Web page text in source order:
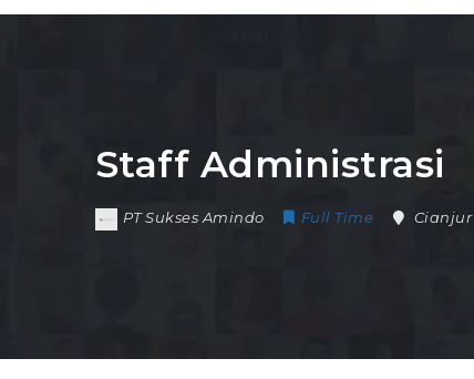
Staff Administrasi
PT Sukses Amindo Full Time Cianjur